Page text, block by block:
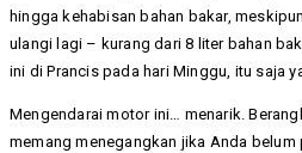
hingga kehabisan bahan bakar,
ulangi lagi – kurang dari 8 liter bahan
ini di Prancis pada hari Minggu, itu saja
Mengendarai motor ini… menarik.
memang menegangkan jika Anda belum